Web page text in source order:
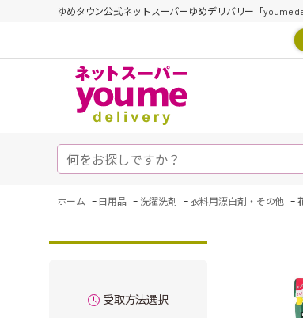
ゆめタウン公式ネットスーパーゆめデリバリー「youme
ホーム - 日用品 - 洗濯洗剤 - 衣料用漂白剤・その他 -
受取方法選択